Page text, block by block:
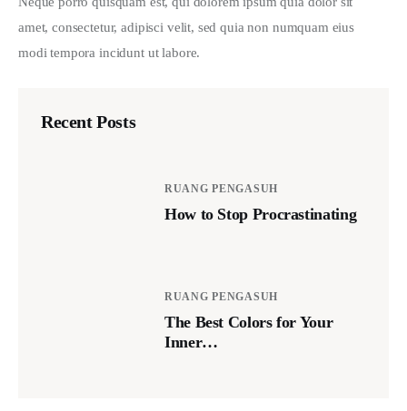
amet, consectetur, adipisci velit, sed quia non numquam eius
modi tempora incidunt ut labore.
Recent Posts
RUANG PENGASUH
How to Stop Procrastinating
RUANG PENGASUH
The Best Colors for Your
Inner…